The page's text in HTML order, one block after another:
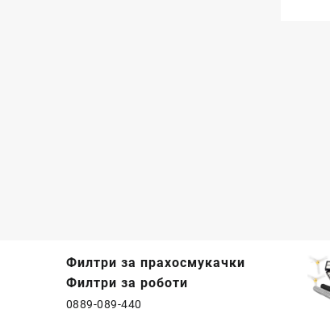
Филтри за прахосмукачки
Филтри за роботи
0889-089-440